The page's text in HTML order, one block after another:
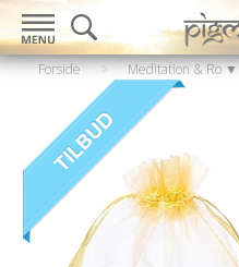
Forside > Meditation & Ro ▼
Krystaller & sten